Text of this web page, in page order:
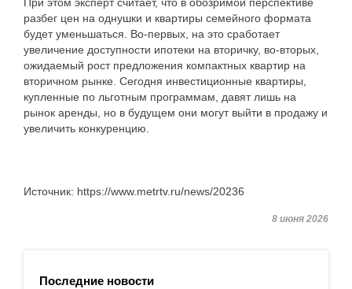
При этом эксперт считает, что в обозримой перспективе
разбег цен на однушки и квартиры семейного формата
будет уменьшаться. Во-первых, на это сработает
увеличение доступности ипотеки на вторичку, во-вторых,
ожидаемый рост предложения компактных квартир на
вторичном рынке. Сегодня инвестиционные квартиры,
купленные по льготным программам, давят лишь на
рынок аренды, но в будущем они могут выйти в продажу и
увеличить конкуренцию.
Источник: https://www.metrtv.ru/news/20236
8 июня 2026
Последние новости